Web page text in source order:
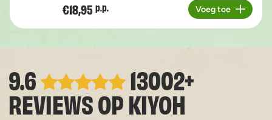
€18,95 p.p.
Aantal
Voeg toe
9.6 13002+
REVIEWS OPKIYOH